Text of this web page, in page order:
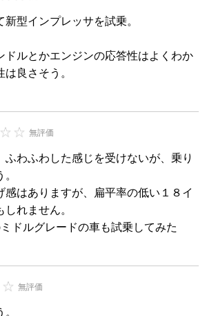
型インプレッサを試乗。
ドルとかエンジンの応答性はよくわか
良さそう。
無評価
ふわふわした感じを受けないが、乗り
感はありますが、扁平率の低い１８イ
れません。
ドルグレードの車も試乗してみた
無評価